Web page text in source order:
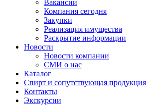
Вакансии
Компания сегодня
Закупки
Реализация имущества
Раскрытие информации
Новости
Новости компании
СМИ о нас
Каталог
Спирт и сопутствующая продукция
Контакты
Экскурсии